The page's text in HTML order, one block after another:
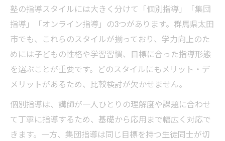
塾の指導スタイルには大きく分けて「個別指導」「集団
指導」「オンライン指導」の3つがあります。群馬県太田
市でも、これらのスタイルが揃っており、学力向上のた
めには子どもの性格や学習習慣、目標に合った指導形態
を選ぶことが重要です。どのスタイルにもメリット・デ
メリットがあるため、比較検討が欠かせません。
個別指導は、講師が一人ひとりの理解度や課題に合わせ
て丁寧に指導するため、基礎から応用まで幅広く対応で
きます。一方、集団指導は同じ目標を持つ生徒同士が切